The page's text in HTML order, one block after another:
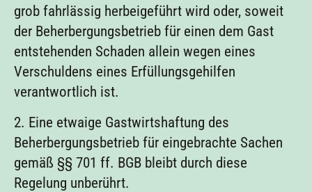
grob fahrlässig herbeigeführt wird oder, soweit
der Beherbergungsbetrieb für einen dem Gast
entstehenden Schaden allein wegen eines
Verschuldens eines Erfüllungsgehilfen
verantwortlich ist.
2. Eine etwaige Gastwirtshaftung des
Beherbergungsbetrieb für eingebrachte Sachen
gemäß §§ 701 ff. BGB bleibt durch diese
Regelung unberührt.